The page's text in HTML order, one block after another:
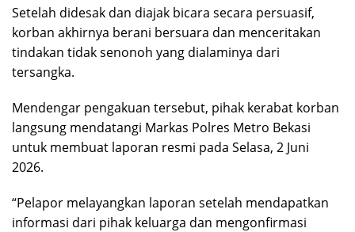
Setelah didesak dan diajak bicara secara persuasif,
korban akhirnya berani bersuara dan menceritakan
tindakan tidak senonoh yang dialaminya dari
tersangka.
Mendengar pengakuan tersebut, pihak kerabat korban
langsung mendatangi Markas Polres Metro Bekasi
untuk membuat laporan resmi pada Selasa, 2 Juni
2026.
“Pelapor melayangkan laporan setelah mendapatkan
informasi dari pihak keluarga dan mengonfirmasi